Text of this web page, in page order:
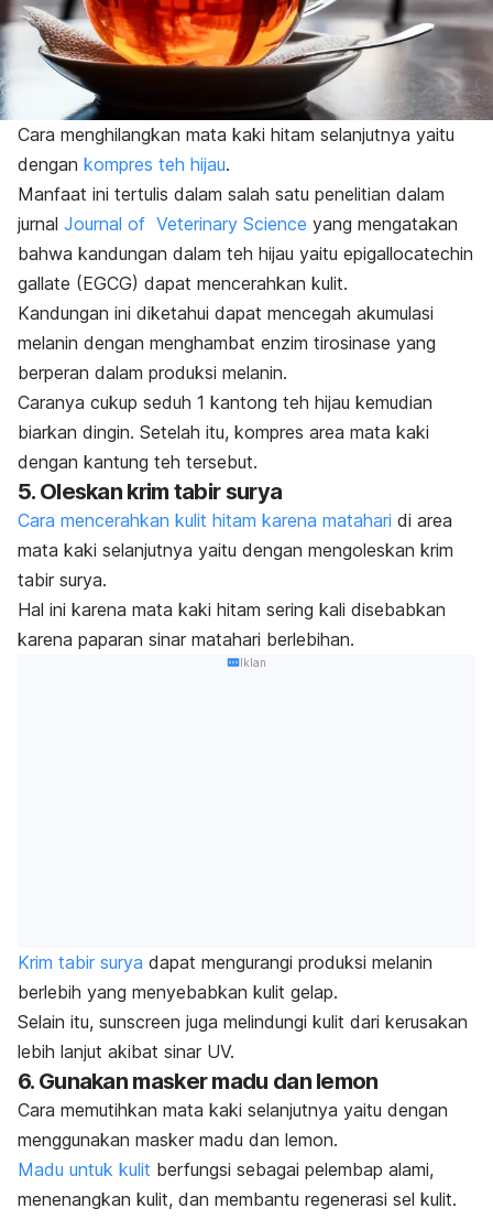
Cara menghilangkan mata kaki hitam selanjutnya yaitu
dengan kompres teh hijau.
Manfaat ini tertulis dalam salah satu penelitian dalam
jurnal Journal of Veterinary Science yang mengatakan
bahwa kandungan dalam teh hijau yaitu epigallocatechin
gallate (EGCG) dapat mencerahkan kulit.
Kandungan ini diketahui dapat mencegah akumulasi
melanin dengan menghambat enzim tirosinase yang
berperan dalam produksi melanin.
Caranya cukup seduh 1 kantong teh hijau kemudian
biarkan dingin. Setelah itu, kompres area mata kaki
dengan kantung teh tersebut.
5. Oleskan krim tabir surya
Cara mencerahkan kulit hitam karena matahari di area
mata kaki selanjutnya yaitu dengan mengoleskan krim
tabir surya.
Hal ini karena mata kaki hitam sering kali disebabkan
karena paparan sinar matahari berlebihan.
Iklan
Krim tabir surya dapat mengurangi produksi melanin
berlebih yang menyebabkan kulit gelap.
Selain itu, sunscreen juga melindungi kulit dari kerusakan
lebih lanjut akibat sinar UV.
6. Gunakan masker madu dan lemon
Cara memutihkan mata kaki selanjutnya yaitu dengan
menggunakan masker madu dan lemon.
Madu untuk kulit berfungsi sebagai pelembap alami,
menenangkan kulit, dan membantu regenerasi sel kulit.